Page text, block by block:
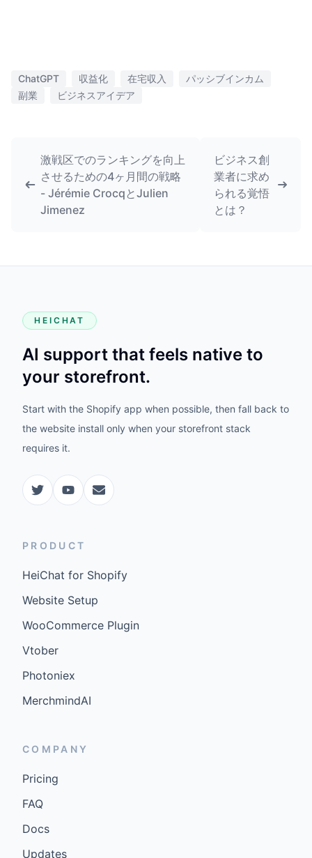
ChatGPT 収益化 在宅収入
パッシブインカム
副業
ビジネスアイデア
激戦区でのランキングを向上
させるための4ヶ月間の戦略
- Jérémie CrocqとJulien
Jimenez
ビジネス創
業者に求め
られる覚悟
とは？
HEICHAT
AI support that feels native to
your storefront.
Start with the Shopify app when possible, then fall back to
the website install only when your storefront stack
requires it.
PRODUCT
HeiChat for Shopify
Website Setup
WooCommerce Plugin
Vtober
Photoniex
MerchmindAI
COMPANY
Pricing
FAQ
Docs
Updates